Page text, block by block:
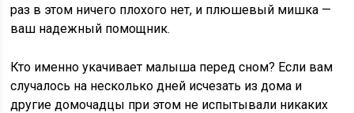
раз в этом ничего плохого нет, и плюшевый мишка —
ваш надежный помощник.
Кто именно укачивает малыша перед сном? Если вам
случалось на несколько дней исчезать из дома и
другие домочадцы при этом не испытывали никаких